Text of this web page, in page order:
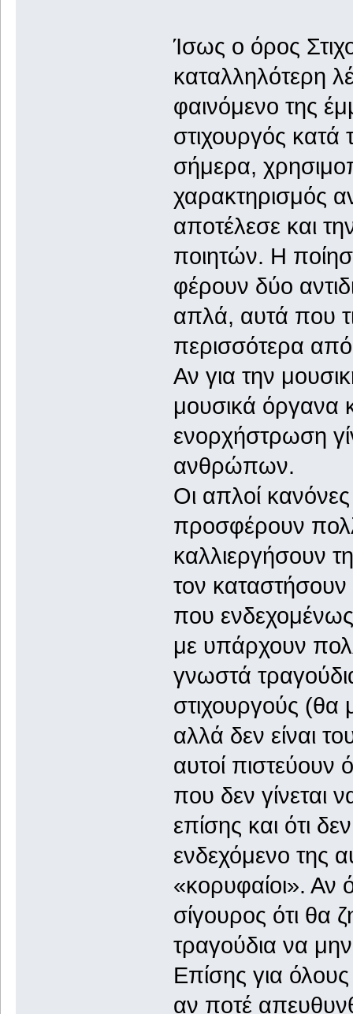
Ίσως ο όρος
καταλληλότερη
φαινόμενο της
στιχουργός
σήμερα,
χαρακτηρισμός
αποτέλεσε και
ποιητών. Η
φέρουν δύο
απλά, αυτά που
περισσότερα
Αν για την
μουσικά όργανα
ενορχήστρωση
ανθρώπων.
Οι απλοί
προσφέρουν
καλλιεργήσουν
τον καταστήσουν
που ενδεχομένως
με υπάρχουν
γνωστά
στιχουργούς
αλλά δεν είναι
αυτοί πιστεύουν
που δεν γίνεται
επίσης και ότι
ενδεχόμενο της
«κορυφαίοι». Αν
σίγουρος ότι θα
τραγούδια να
Επίσης για
αν ποτέ